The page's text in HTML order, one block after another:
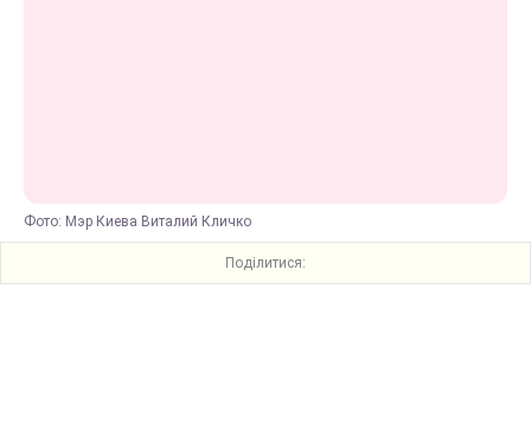
Фото: Мэр Киева Виталий Кличко
Поділитися: